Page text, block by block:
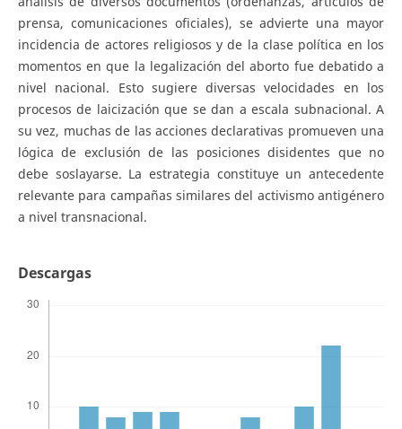
prensa, comunicaciones oficiales), se advierte una mayor
incidencia de actores religiosos y de la clase política en los
momentos en que la legalización del aborto fue debatido a
nivel nacional. Esto sugiere diversas velocidades en los
procesos de laicización que se dan a escala subnacional. A
su vez, muchas de las acciones declarativas promueven una
lógica de exclusión de las posiciones disidentes que no
debe soslayarse. La estrategia constituye un antecedente
relevante para campañas similares del activismo antigénero
a nivel transnacional.
Descargas